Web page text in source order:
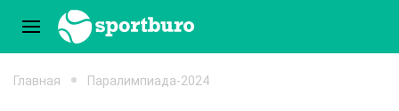
Главная Паралимпиада-2024